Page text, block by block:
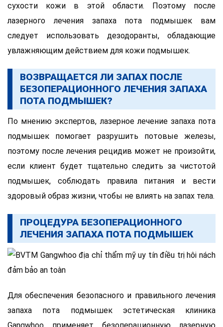
сухости кожи в этой области. Поэтому после
лазерного лечения запаха пота подмышек вам
следует использовать дезодоранты, обладающие
увлажняющим действием для кожи подмышек.
ВОЗВРАЩАЕТСЯ ЛИ ЗАПАХ ПОСЛЕ
БЕЗОПЕРАЦИОННОГО ЛЕЧЕНИЯ ЗАПАХА
ПОТА ПОДМЫШЕК?
По мнению экспертов, лазерное лечение запаха пота
подмышек помогает разрушить потовые железы,
поэтому после лечения рецидив может не произойти,
если клиент будет тщательно следить за чистотой
подмышек, соблюдать правила питания и вести
здоровый образ жизни, чтобы не влиять на запах тела.
ПРОЦЕДУРА БЕЗОПЕРАЦИОННОГО
ЛЕЧЕНИЯ ЗАПАХА ПОТА ПОДМЫШЕК
Для обеспечения безопасного и правильного лечения
запаха пота подмышек эстетическая клиника
Gangwhoo применяет безоперационную лазерную